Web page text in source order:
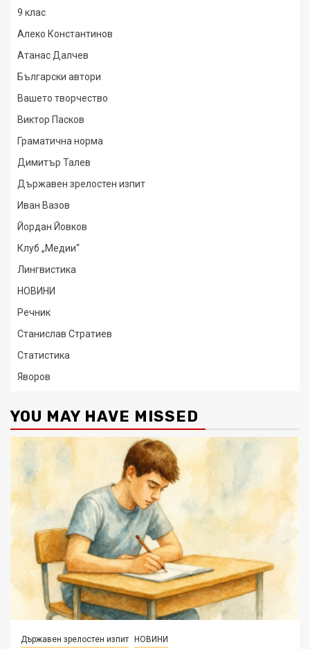
9 клас
Алеко Константинов
Атанас Далчев
Български автори
Вашето творчество
Виктор Пасков
Граматична норма
Димитър Талев
Държавен зрелостен изпит
Иван Вазов
Йордан Йовков
Клуб „Медии“
Лингвистика
НОВИНИ
Речник
Станислав Стратиев
Статистика
Яворов
YOU MAY HAVE MISSED
Държавен зрелостен изпит НОВИНИ